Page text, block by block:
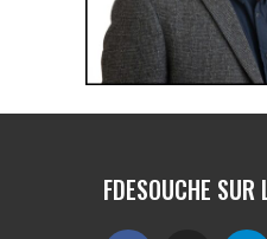
FDESOUCHE